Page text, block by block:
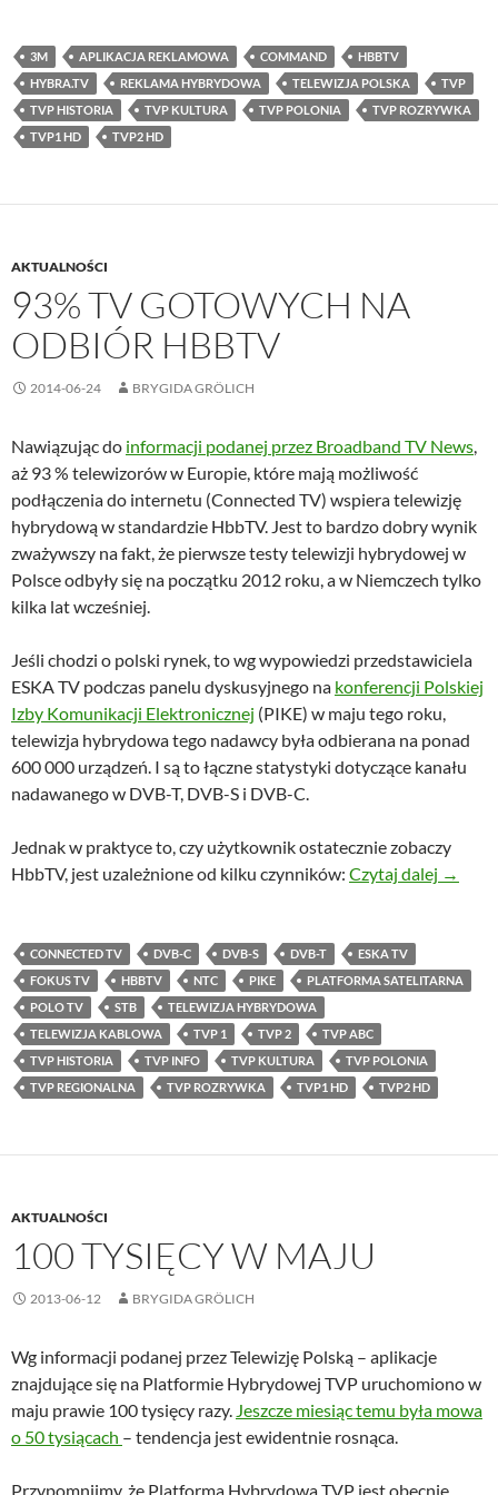
3M APLIKACJA REKLAMOWA COMMAND
HBBTV
HYBRA.TV
REKLAMA HYBRYDOWA TELEWIZJA POLSKA
TVP
TVP HISTORIA
TVP KULTURA TVP POLONIA
TVP ROZRYWKA
TVP1 HD
TVP2 HD
AKTUALNOŚCI
93% TV GOTOWYCH NA
ODBIÓR HBBTV
2014-06-24 BRYGIDA GRÖLICH
Nawiązując do informacji podanej przez Broadband TV News
aż 93 % telewizorów w Europie, które mają możliwość
podłączenia do internetu (Connected TV) wspiera telewizję
hybrydową w standardzie HbbTV. Jest to bardzo dobry wynik
zważywszy na fakt, że pierwsze testy telewizji hybrydowej w
Polsce odbyły się na początku 2012 roku, a w Niemczech tylko
kilka lat wcześniej.
Jeśli chodzi o polski rynek, to wg wypowiedzi przedstawiciela
ESKA TV podczas panelu dyskusyjnego na konferencji Polskiej
Izby Komunikacji Elektronicznej (PIKE) w maju tego roku,
telewizja hybrydowa tego nadawcy była odbierana na ponad
600 000 urządzeń. I są to łączne statystyki dotyczące kanału
nadawanego w DVB-T, DVB-S i DVB-C.
Jednak w praktyce to, czy użytkownik ostatecznie zobaczy
HbbTV, jest uzależnione od kilku czynników: Czytaj dalej 93%
→
CONNECTED TV DVB-C DVB-S DVB-T
ESKA TV
FOKUS TV
HBBTV NTC PIKE
PLATFORMA SATELITARNA
POLO TV
STB
TELEWIZJA HYBRYDOWA
TELEWIZJA KABLOWA
TVP 1 TVP 2
TVP ABC
TVP HISTORIA
TVP INFO TVP KULTURA
TVP POLONIA
TVP REGIONALNA
TVP ROZRYWKA TVP1 HD TVP2 HD
AKTUALNOŚCI
100 TYSIĘCY W MAJU
2013-06-12 BRYGIDA GRÖLICH
Wg informacji podanej przez Telewizję Polską – aplikacje
znajdujące się na Platformie Hybrydowej TVP uruchomiono w
maju prawie 100 tysięcy razy. Jeszcze miesiąc temu była mowa
o 50 tysiącach – tendencja jest ewidentnie rosnąca.
Przypomnijmy, że Platforma Hybrydowa TVP jest obecnie